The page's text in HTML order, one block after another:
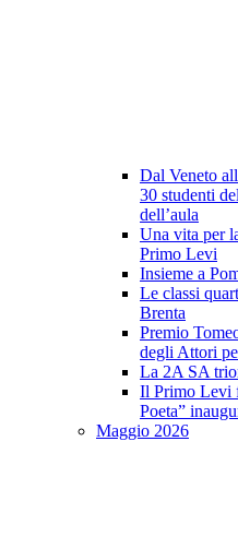
Dal Veneto
30 studenti
dell’aula
Una vita per
Primo Levi
Insieme a
Le classi
Brenta
Premio
degli Attori
La 2A SA
Il Primo Levi
Poeta”
Maggio 2026